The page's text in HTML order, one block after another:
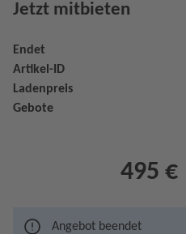
Jetzt mitbieten
Endet
Artikel-ID
Ladenpreis
Gebote
495 €
Angebot beendet